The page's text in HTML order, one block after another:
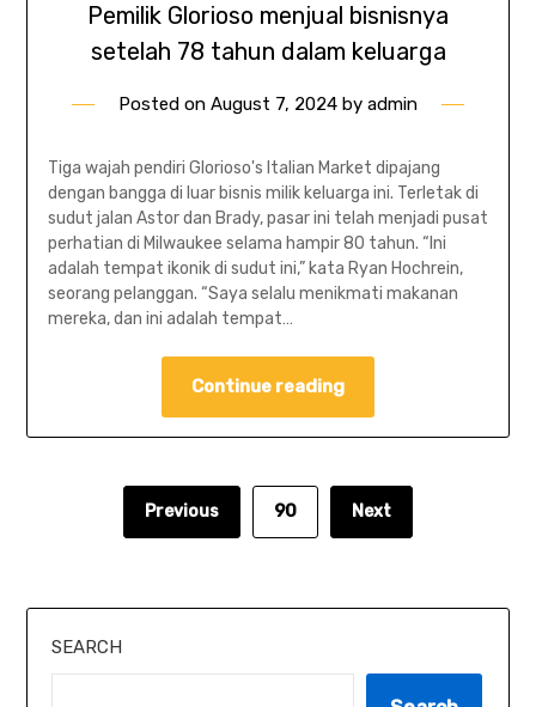
Pemilik Glorioso menjual bisnisnya
setelah 78 tahun dalam keluarga
Posted on August 7, 2024 by admin
Tiga wajah pendiri Glorioso's Italian Market dipajang
dengan bangga di luar bisnis milik keluarga ini. Terletak di
sudut jalan Astor dan Brady, pasar ini telah menjadi pusat
perhatian di Milwaukee selama hampir 80 tahun. “Ini
adalah tempat ikonik di sudut ini,” kata Ryan Hochrein,
seorang pelanggan. “Saya selalu menikmati makanan
mereka, dan ini adalah tempat…
Continue reading
Previous 90 Next
SEARCH